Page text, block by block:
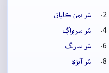
سُر يمن ڪلياڻ
سُر سريراڳ
سُر سارنگ
سُر آبڙي